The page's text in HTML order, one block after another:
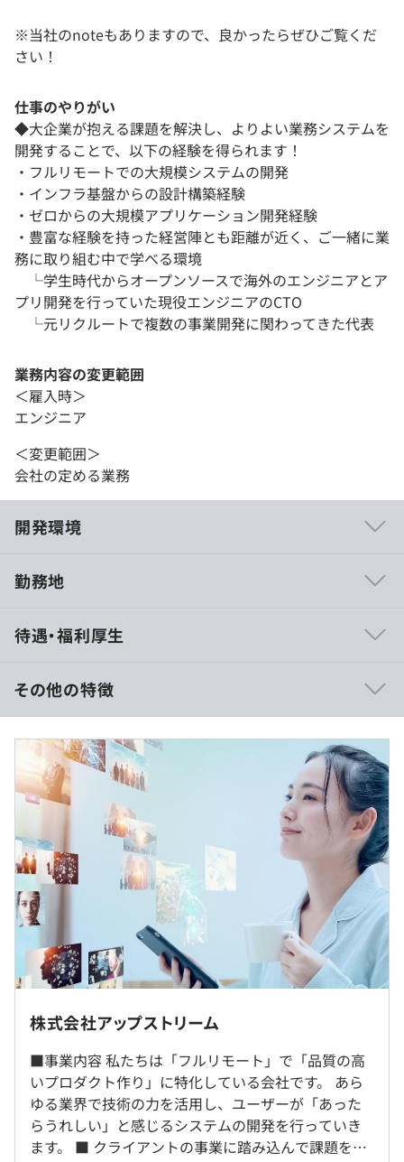
※当社のnoteもありますので、良かったらぜひご覧くだ
さい！
仕事のやりがい
◆大企業が抱える課題を解決し、よりよい業務システムを
開発することで、以下の経験を得られます！
・フルリモートでの大規模システムの開発
・インフラ基盤からの設計構築経験
・ゼロからの大規模アプリケーション開発経験
・豊富な経験を持った経営陣とも距離が近く、ご一緒に業
務に取り組む中で学べる環境
└学生時代からオープンソースで海外のエンジニアとア
プリ開発を行っていた現役エンジニアのCTO
└元リクルートで複数の事業開発に関わってきた代表
業務内容の変更範囲
＜雇入時＞
エンジニア
＜変更範囲＞
会社の定める業務
開発環境
大規模開発では珍しくウォーターフォールではなくアジャ
装、テスト』といった開発工程を、機能単位の小さいサイ
クルで繰り返し、クライアントの満足度が高いサービスを
つくり上げています。
■フルスタックエンジニアを目指せる
ご希望があればバックエンドやフロントエンドなどの領域
にとらわれず、フルスタックエンジニアとして活動の幅を
広げていただけます。
■保守作業が少ないので新しい開発に多く着手できる
当社は他のアプリ開発企業に比べて、プロダクトのリリー
ス後の保守作業が少なめです。そのため、リリース後にも
1つのプロダクトの保守作業をずっとし続けるということ
はなく、どんどん新しい開発案件に着手し、技術を磨いて
いくことが可能です。
■個々のキャリアを重視
よりよいサービスが生まれる環境・組織づくりを追求して
います。そのため、社員が能力を最大限発揮できるよう、
技術を極めたい・上流工程に携わりたい・マネジメント経
験を積みたいなど、個人が希望するキャリア構築をサポー
トします。
勤務地
フルリモート勤務のため、基本は自宅で仕事を進めていた
だきます。
就業場所の変更範囲
＜雇入時＞
フルリモート勤務
＜変更範囲＞
会社の定める場所（テレワークを行う場所を含む）
待遇・福利厚生
■賃金形態：年俸制
■賃金の決定方法：経験・能力を考慮の上決定
■月給：約40万〜60万円（固定残業代を含む）
■基本給：約30万～45万円
■固定残業代：45時間分、約10万～15万円（超過分は別
途支給）
想定年収 は年収提示額を保証するものではありません）
10：00〜19：00
各々の自主性に任せています）
平均残業時間：平均30時間程度／月
その他の特徴
株式会社アップストリーム
■事業内容 私たちは「フルリモート」で「品質の高
いプロダクト作り」に特化している会社です。 あら
ゆる業界で技術の力を活用し、ユーザーが「あった
らうれしい」と感じるシステムの開発を行っていき
ます。 ■ クライアントの事業に踏み込んで課題を解